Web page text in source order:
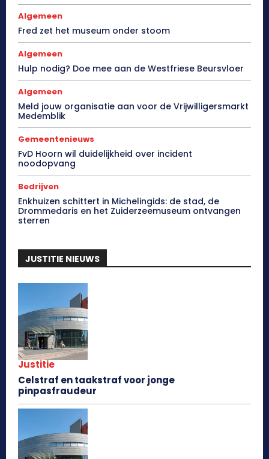
Algemeen
Fred zet het museum onder stoom
Algemeen
Hulp nodig? Doe mee aan de Westfriese Beursvloer
Algemeen
Meld jouw organisatie aan voor de Vrijwilligersmarkt
Medemblik
Gemeentenieuws
FvD Hoorn wil duidelijkheid over incident
noodopvang
Bedrijven
Enkhuizen schittert in Michelingids: de stad, de
Drommedaris en het Zuiderzeemuseum ontvangen
sterren
JUSTITIE NIEUWS
Justitie
Celstraf en taakstraf voor jonge
pinpasfraudeur